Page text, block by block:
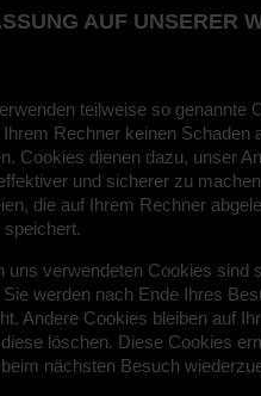
AUF UNSERER
teilweise so genannte
Rechner keinen Schaden
Cookies dienen dazu, unser
und sicherer zu
die auf Ihrem Rechner
speichert.
uns verwendeten Cookies sind
Sie werden nach Ende Ihres
Andere Cookies bleiben auf
löschen. Diese Cookies
nächsten Besuch